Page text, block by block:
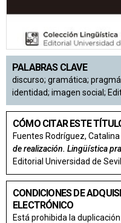
PALABRAS CLAVE
discurso; gramática;
identidad; imagen social;
CÓMO CITAR ESTE
Fuentes Rodríguez,
de realización. Lingüística
Editorial Universidad de
CONDICIONES DE
ELECTRÓNICO
Está prohibida la